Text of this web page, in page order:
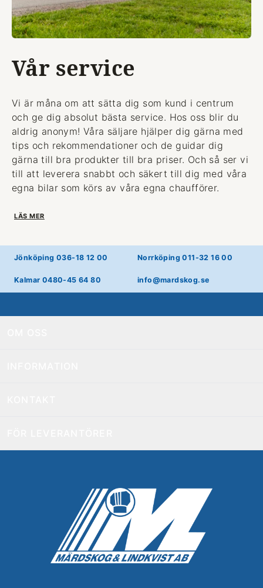
Vår service
Vi är måna om att sätta dig som kund i centrum
och ge dig absolut bästa service. Hos oss blir du
aldrig anonym! Våra säljare hjälper dig gärna med
tips och rekommendationer och de guidar dig
gärna till bra produkter till bra priser. Och så ser vi
till att leverera snabbt och säkert till dig med våra
egna bilar som körs av våra egna chaufförer.
LÄS MER
Jönköping 036-18 12 00 Norrköping 011-32 16 00
Kalmar 0480-45 64 80 info@mardskog.se